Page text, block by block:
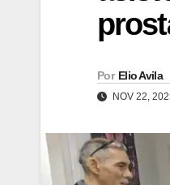
Por Elio Avila
NOV 22,